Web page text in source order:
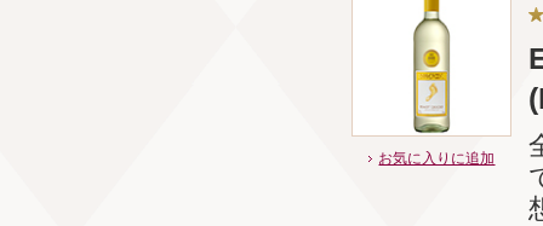
お気に入りに追加